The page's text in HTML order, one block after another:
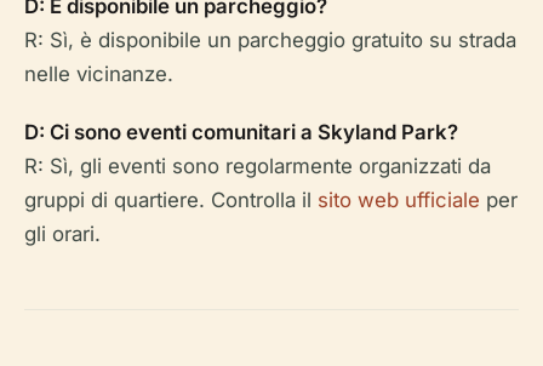
D: È disponibile un parcheggio?
R: Sì, è disponibile un parcheggio gratuito su strada
nelle vicinanze.
D: Ci sono eventi comunitari a Skyland Park?
R: Sì, gli eventi sono regolarmente organizzati da
gruppi di quartiere. Controlla il sito web ufficiale per
gli orari.